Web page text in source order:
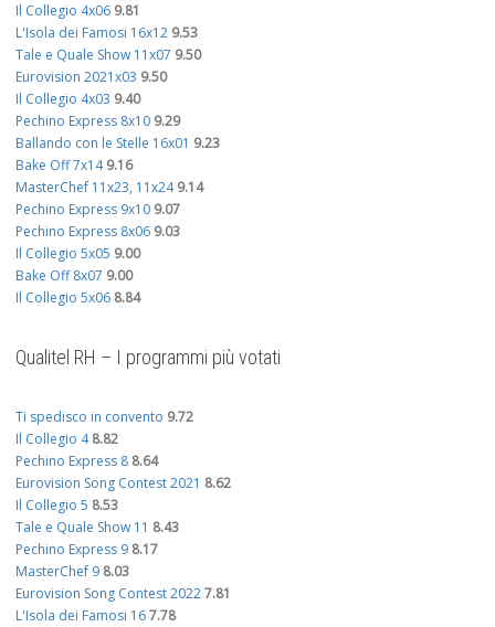
Il Collegio 4x06 9.81
L'Isola dei Famosi 16x12 9.53
Tale e Quale Show 11x07 9.50
Eurovision 2021x03 9.50
Il Collegio 4x03 9.40
Pechino Express 8x10 9.29
Ballando con le Stelle 16x01 9.23
Bake Off 7x14 9.16
MasterChef 11x23, 11x24 9.14
Pechino Express 9x10 9.07
Pechino Express 8x06 9.03
Il Collegio 5x05 9.00
Bake Off 8x07 9.00
Il Collegio 5x06 8.84
Qualitel RH – I programmi più votati
Ti spedisco in convento 9.72
Il Collegio 4 8.82
Pechino Express 8 8.64
Eurovision Song Contest 2021 8.62
Il Collegio 5 8.53
Tale e Quale Show 11 8.43
Pechino Express 9 8.17
MasterChef 9 8.03
Eurovision Song Contest 20227.81
L'Isola dei Famosi 167.78